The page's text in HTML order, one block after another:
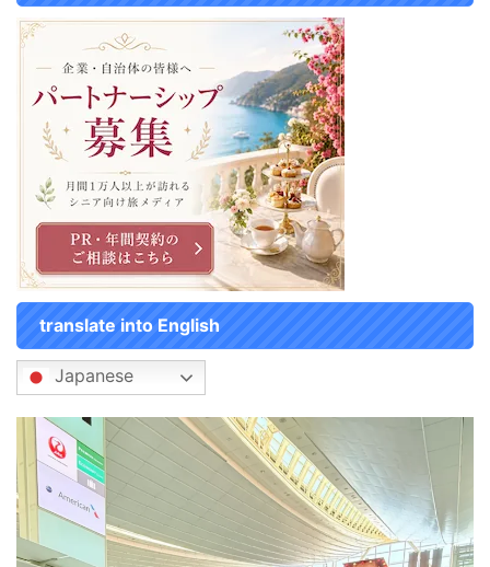
鉄で！切符の買い方紹介♪ 還暦
（60代）台湾旅行の移 ...
飲んじゃいますね（笑） こちら
がお部屋でツイン ...
translate into English
Japanese